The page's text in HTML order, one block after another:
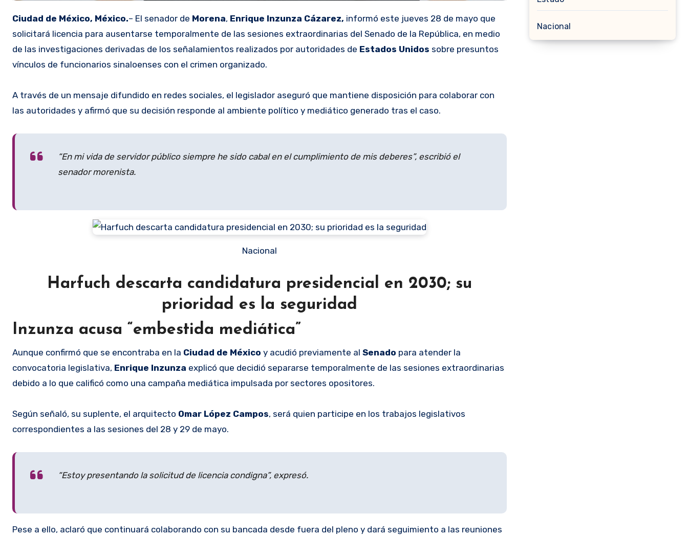
Ciudad de México, México.– El senador de Morena, Enrique Inzunza Cázarez, informó este jueves 28 de mayo que
solicitará licencia para ausentarse temporalmente de las sesiones extraordinarias del Senado de la República, en medio
de las investigaciones derivadas de los señalamientos realizados por autoridades de Estados Unidos sobre presuntos
vínculos de funcionarios sinaloenses con el crimen organizado.
A través de un mensaje difundido en redes sociales, el legislador aseguró que mantiene disposición para colaborar con
las autoridades y afirmó que su decisión responde al ambiente político y mediático generado tras el caso.
“En mi vida de servidor público siempre he sido cabal en el cumplimiento de mis deberes”, escribió el
senador morenista.
Nacional
Harfuch descarta candidatura presidencial en 2030; su
prioridad es la seguridad
Inzunza acusa “embestida mediática”
Aunque confirmó que se encontraba en la Ciudad de México y acudió previamente al Senado para atender la
convocatoria legislativa, Enrique Inzunza explicó que decidió separarse temporalmente de las sesiones extraordinarias
debido a lo que calificó como una campaña mediática impulsada por sectores opositores.
Según señaló, su suplente, el arquitecto Omar López Campos, será quien participe en los trabajos legislativos
correspondientes a las sesiones del 28 y 29 de mayo.
“Estoy presentando la solicitud de licencia condigna”, expresó.
Pese a ello, aclaró que continuará colaborando con su bancada desde fuera del pleno y dará seguimiento a las reuniones
Nacional